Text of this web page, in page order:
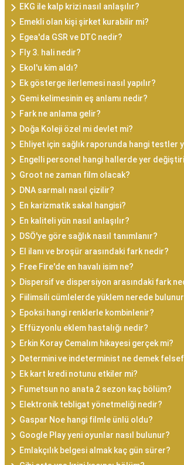
EKG ile kalp krizi nasıl anlaşılır?
Emekli olan kişi şirket kurabilir mi?
Egea'da GSR ve DTC nedir?
Fly 3. hali nedir?
Ekol'u kim aldı?
Ek gösterge ilerlemesi nasıl yapılır?
Gemi kelimesinin eş anlamı nedir?
Fark ne anlama gelir?
Doğa Koleji özel mi devlet mi?
Ehliyet için sağlık raporunda hangi testler
Engelli personel hangi hallerde yer
Groot ne zaman film olacak?
DNA sarmalı nasıl çizilir?
En karizmatik sakal hangisi?
En kaliteli yün nasıl anlaşılır?
DSÖ'ye göre sağlık nasıl tanımlanır?
El ilanı ve broşür arasındaki fark nedir?
Free Fire'de en havalı isim ne?
Dispersif ve dispersiyon arasındaki fark
Fiilimsili cümlelerde yüklem nerede
Epoksi hangi renklerle kombinlenir?
Effüzyonlu eklem hastalığı nedir?
Erkin Koray Cemalım hikayesi gerçek mi?
Determini ve indeterminist ne demek
Ek kart kredi notunu etkiler mi?
Fumetsun no anata 2 sezon kaç bölüm?
Elektronik tebligat yönetmeliği nedir?
Gaspar Noe hangi filmle ünlü oldu?
Google Play yeni oyunlar nasıl bulunur?
Emlakçılık belgesi almak kaç gün sürer?